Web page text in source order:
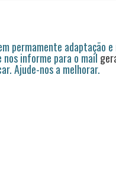
permamente adaptação
nos informe para o mail
Ajude-nos a melhorar.